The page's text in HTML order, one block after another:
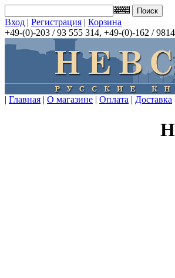
Вход | Регистрация | Корзина
+49-(0)-203 / 93 555 314, +49-(0)-162 /
| Главная | О магазине | Оплата | Доставка